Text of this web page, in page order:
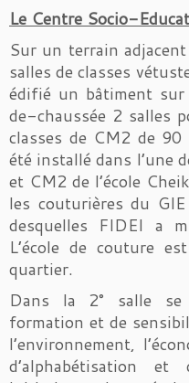
Le Centre Socio-
Sur un terrain
salles de classes
édifié un bâtiment
de-chaussée 2 salles
classes de CM2 de
été installé dans l’une
et CM2 de l’école
les couturières du
desquelles FIDEI a
L’école de couture
quartier.
Dans la 2° salle se
formation et de
l’environnement,
d’alphabétisation